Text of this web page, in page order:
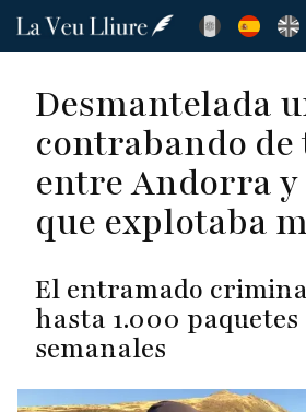
Pasar
principal
Desmantelada
contrabando de
entre Andorra
que explotaba
El entramado
hasta 1.000 paquetes
semanales